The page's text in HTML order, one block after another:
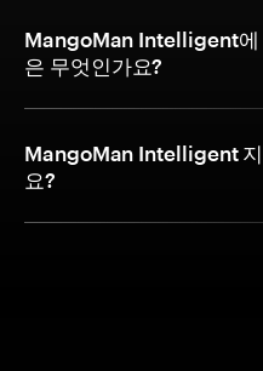
MangoMan Intelligent에
은 무엇인가요?
MangoMan Intelligent
요?